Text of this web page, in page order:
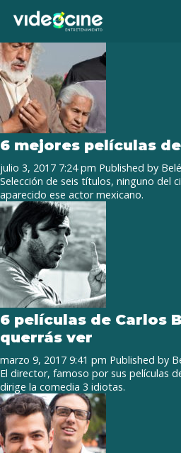
Tag Archive:
6 mejores películas
julio 3, 2017 7:24 pm Published by
Selección de seis títulos, ninguno del
aparecido ese actor mexicano.
6 películas de Carlos
querrás ver
marzo 9, 2017 9:41 pm Published by
El director, famoso por sus películas
dirige la comedia 3 idiotas.